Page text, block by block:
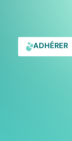
ADHÉRER